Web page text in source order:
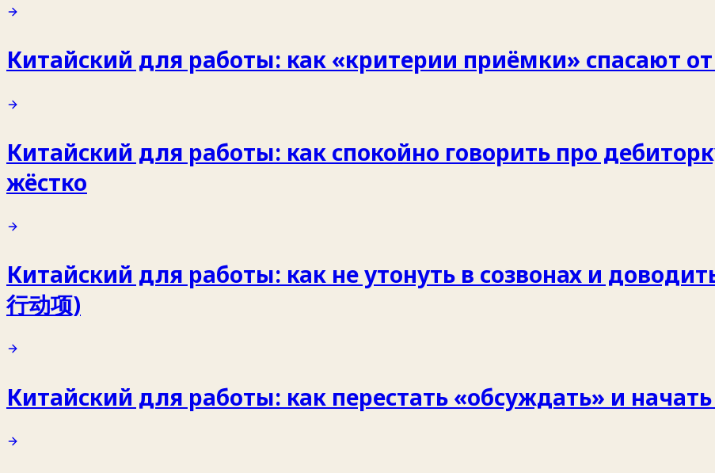
Китайский для работы: как «критерии приёмки» спасают от
Китайский для работы: как спокойно говорить про
жёстко
Китайский для работы: как не утонуть в созвонах и
行动项)
Китайский для работы: как перестать «обсуждать» и